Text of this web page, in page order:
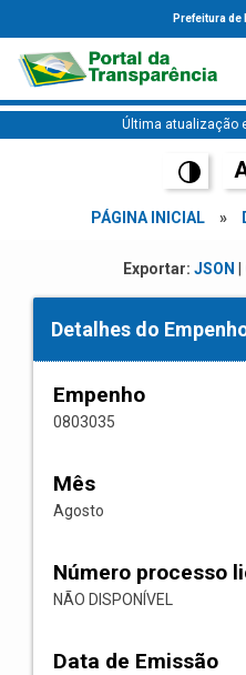
Prefeitura de
Última atualização
PÁGINA INICIAL »
Exportar: JSON
Detalhes do
Empenho
0803035
Mês
Agosto
Número processo
NÃO DISPONÍVEL
Data de Emissão